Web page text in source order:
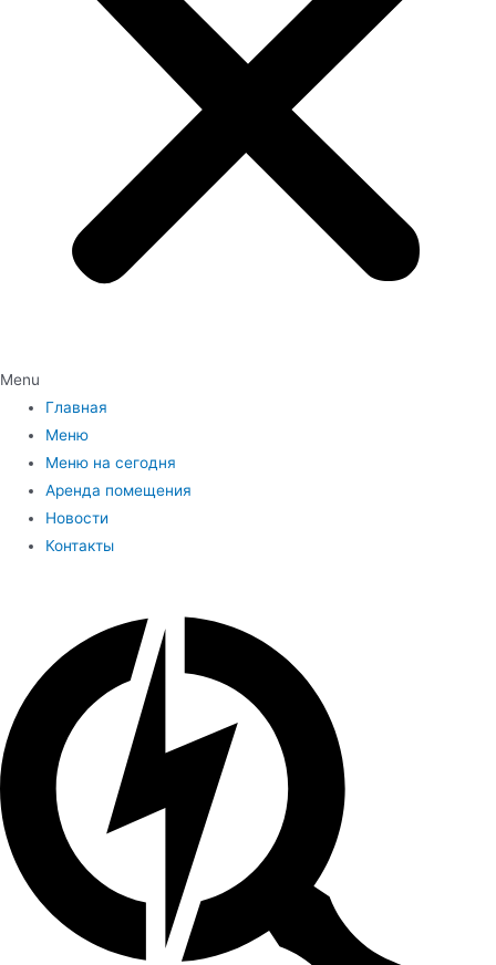
Menu
Главная
Меню
Меню на сегодня
Аренда помещения
Новости
Контакты